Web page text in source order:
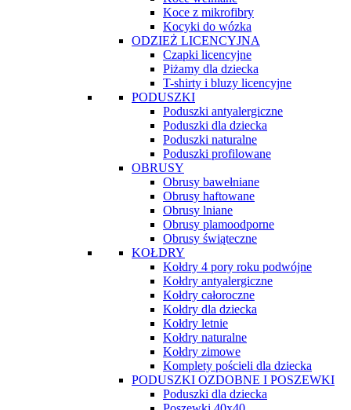
Koce z mikrofibry
Kocyki do wózka
ODZIEŻ LICENCYJNA
Czapki licencyjne
Piżamy dla dziecka
T-shirty i bluzy licencyjne
PODUSZKI
Poduszki antyalergiczne
Poduszki dla dziecka
Poduszki naturalne
Poduszki profilowane
OBRUSY
Obrusy bawełniane
Obrusy haftowane
Obrusy lniane
Obrusy plamoodporne
Obrusy świąteczne
KOŁDRY
Kołdry 4 pory roku podwójne
Kołdry antyalergiczne
Kołdry całoroczne
Kołdry dla dziecka
Kołdry letnie
Kołdry naturalne
Kołdry zimowe
Komplety pościeli dla dziecka
PODUSZKI OZDOBNE I POSZEWKI
Poduszki dla dziecka